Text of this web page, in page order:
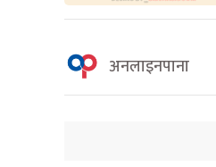
अनलाइनपाना